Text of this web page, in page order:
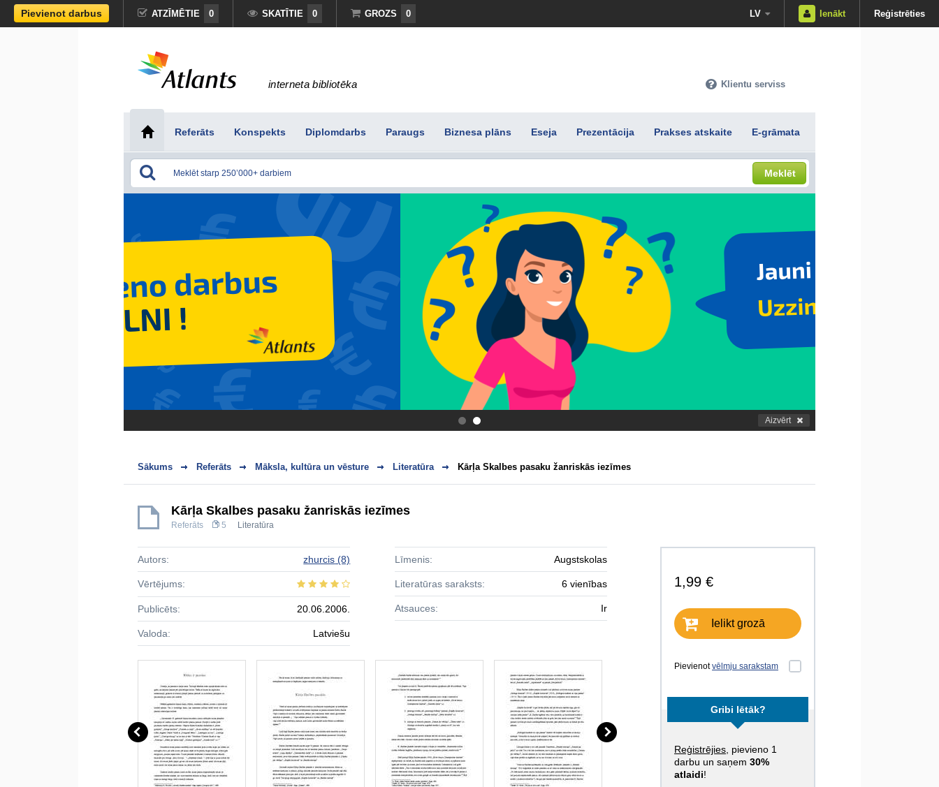
Pievienot darbus ATZĪMĒTIE 0 SKATĪTIE 0 GROZS 0 LV Ienākt Reģistrēties
interneta bibliotēka Klientu serviss
Referāts Konspekts Diplomdarbs Paraugs Biznesa plāns Eseja Prezentācija Prakses atskaite E-grāmata
Meklēt
. Aizvērt
Sākums Referāts Māksla, kultūra un vēsture Literatūra Kārļa Skalbes pasaku žanriskās iezīmes
Kārļa Skalbes pasaku žanriskās iezīmes
Referāts 5 Literatūra
1,99 €
Ielikt grozā
Pievienotvēlmju sarakstam
Gribi lētāk?
Reģistrējies , pievieno 1
darbu un saņem 30%
atlaidi!
Autors: zhurcis (8)
Vērtējums:
Publicēts: 20.06.2006.
Valoda: Latviešu
Līmenis: Augstskolas
Literatūras saraksts: 6 vienības
Atsauces: Ir